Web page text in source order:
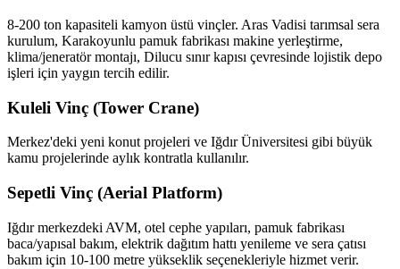
8-200 ton kapasiteli kamyon üstü vinçler. Aras Vadisi tarımsal sera
kurulum, Karakoyunlu pamuk fabrikası makine yerleştirme,
klima/jeneratör montajı, Dilucu sınır kapısı çevresinde lojistik depo
işleri için yaygın tercih edilir.
Kuleli Vinç (Tower Crane)
Merkez'deki yeni konut projeleri ve Iğdır Üniversitesi gibi büyük
kamu projelerinde aylık kontratla kullanılır.
Sepetli Vinç (Aerial Platform)
Iğdır merkezdeki AVM, otel cephe yapıları, pamuk fabrikası
baca/yapısal bakım, elektrik dağıtım hattı yenileme ve sera çatısı
bakım için 10-100 metre yükseklik seçenekleriyle hizmet verir.